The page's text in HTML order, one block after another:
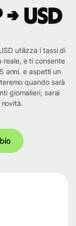
USD
utilizza i tassi di
reale, e ti consente
anni. e aspetti un
quando sarà
giornalieri, sarai